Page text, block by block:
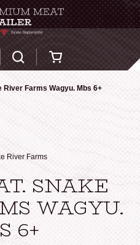
River Farms Wagyu. Mbs 6+
River Farms Wagyu. Mbs 6+
River Farms
SNAKE
WAGYU.
6+